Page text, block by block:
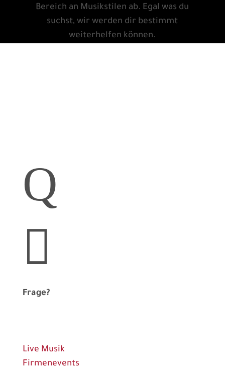
Bereich an Musikstilen ab. Egal was du
suchst, wir werden dir bestimmt
weiterhelfen können.
Q

Frage?
Live Musik
Firmenevents